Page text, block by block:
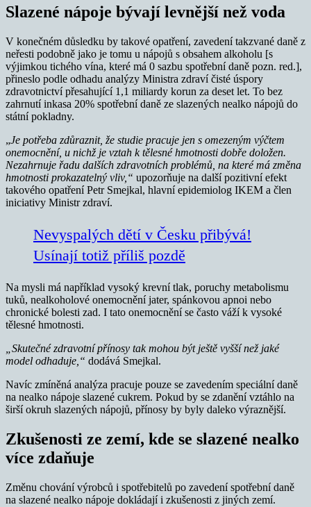
Slazené nápoje bývají levnější než voda
V konečném důsledku by takové opatření, zavedení takzvané daně z
neřesti podobně jako je tomu u nápojů s obsahem alkoholu [s
výjimkou tichého vína, které má 0 sazbu spotřební daně pozn. red.],
přineslo podle odhadu analýzy Ministra zdraví čisté úspory
zdravotnictví přesahující 1,1 miliardy korun za deset let. To bez
zahrnutí inkasa 20% spotřební daně ze slazených nealko nápojů do
státní pokladny.
„Je potřeba zdůraznit, že studie pracuje jen s omezeným výčtem
onemocnění, u nichž je vztah k tělesné hmotnosti dobře doložen.
Nezahrnuje řadu dalších zdravotních problémů, na které má změna
hmotnosti prokazatelný vliv,“ upozorňuje na další pozitivní efekt
takového opatření Petr Smejkal, hlavní epidemiolog IKEM a člen
iniciativy Ministr zdraví.
Nevyspalých dětí v Česku přibývá!
Usínají totiž příliš pozdě
Na mysli má například vysoký krevní tlak, poruchy metabolismu
tuků, nealkoholové onemocnění jater, spánkovou apnoi nebo
chronické bolesti zad. I tato onemocnění se často váží k vysoké
tělesné hmotnosti.
„Skutečné zdravotní přínosy tak mohou být ještě vyšší než jaké
model odhaduje,“ dodává Smejkal.
Navíc zmíněná analýza pracuje pouze se zavedením speciální daně
na nealko nápoje slazené cukrem. Pokud by se zdanění vztáhlo na
širší okruh slazených nápojů, přínosy by byly daleko výraznější.
Zkušenosti ze zemí, kde se slazené nealko
více zdaňuje
Změnu chování výrobců i spotřebitelů po zavedení spotřební daně
na slazené nealko nápoje dokládají i zkušenosti z jiných zemí.